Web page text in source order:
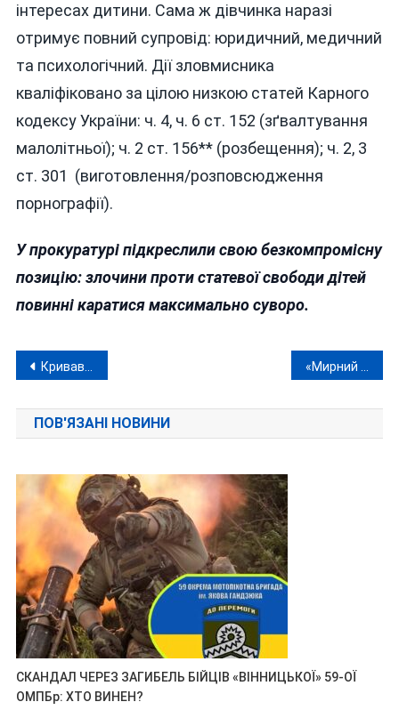
інтересах дитини. Сама ж дівчинка наразі
отримує повний супровід: юридичний, медичний
та психологічний. Дії зловмисника
кваліфіковано за цілою низкою статей Карного
кодексу України: ч. 4, ч. 6 ст. 152 (зґвалтування
малолітньої); ч. 2 ст. 156** (розбещення); ч. 2, 3
ст. 301 (виготовлення/розповсюдження
порнографії).
У прокуратурі підкреслили свою безкомпромісну
позицію: злочини проти статевої свободи дітей
повинні каратися максимально суворо.
Навігація
записів
Криваве застілля у Хмільнику: чоловік убив сусіда-військового кухонним ножем
ПОВ'ЯЗАНІ НОВИНИ
СКАНДАЛ ЧЕРЕЗ ЗАГИБЕЛЬ БІЙЦІВ «ВІННИЦЬКОЇ» 59-ОЇ
ОМПБр: ХТО ВИНЕН?